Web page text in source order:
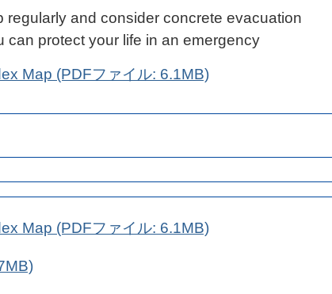
regularly and consider concrete evacuation
can protect your life in an emergency
Map (PDFファイル: 6.1MB)
Map (PDFファイル: 6.1MB)